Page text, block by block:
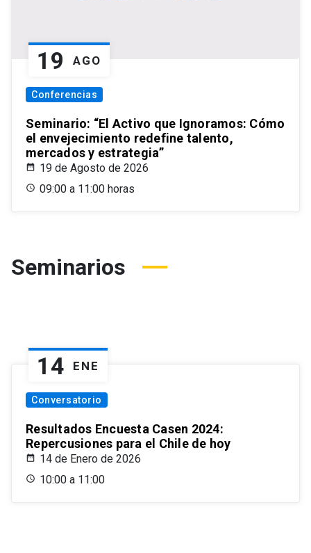
19 AGO
Conferencias
Seminario: “El Activo que Ignoramos: Cómo
el envejecimiento redefine talento,
mercados y estrategia”
19 de Agosto de 2026
09:00 a 11:00 horas
Seminarios
14 ENE
Conversatorio
Resultados Encuesta Casen 2024:
Repercusiones para el Chile de hoy
14 de Enero de 2026
10:00 a 11:00